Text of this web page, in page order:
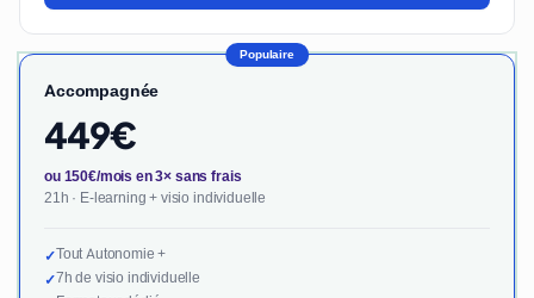
Populaire
Accompagnée
449€
ou 150€/mois en 3× sans frais
21h · E-learning + visio individuelle
✓Tout Autonomie +
✓7h de visio individuelle